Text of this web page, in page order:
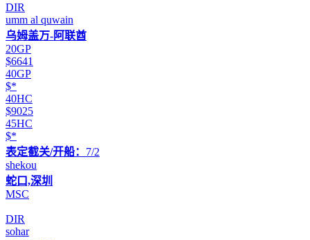
DIR
umm al quwain
乌姆盖万-阿联酋
20GP
$6641
40GP
$*
40HC
$9025
45HC
$*
表定截关/开船： 7/2
shekou
蛇口,深圳
MSC
DIR
sohar